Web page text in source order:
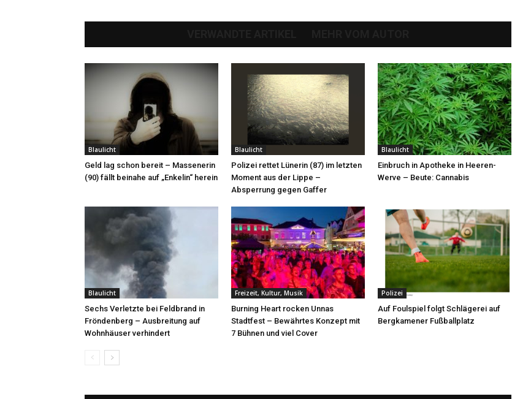
Blaulicht
Geld lag schon bereit – Massenerin
(90) fällt beinahe auf „Enkelin“ herein
Blaulicht
Polizei rettet Lünerin (87) im letzten
Moment aus der Lippe –
Absperrung gegen Gaffer
Blaulicht
Einbruch in Apotheke in Heeren-
Werve – Beute: Cannabis
Blaulicht
Sechs Verletzte bei Feldbrand in
Fröndenberg – Ausbreitung auf
Wohnhäuser verhindert
Freizeit, Kultur, Musik
Burning Heart rocken Unnas
Stadtfest – Bewährtes Konzept mit
7 Bühnen und viel Cover
Polizei
Auf Foulspiel folgt Schlägerei auf
Bergkamener Fußballplatz